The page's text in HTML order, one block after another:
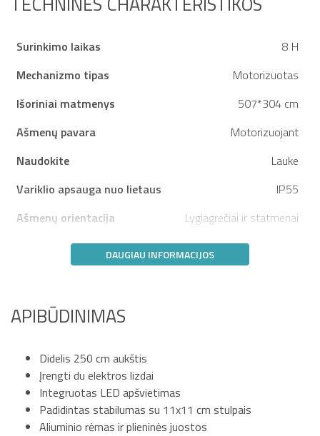
Surinkimo laikas
8 H
Mechanizmo tipas
Motorizuotas
Išoriniai matmenys
507*304 cm
Ašmenų pavara
Motorizuojant
Naudokite
Lauke
Variklio apsauga nuo lietaus
IP55
Ašmenų orientacija
Lygiagrečiai ir statmenai
DAUGIAU INFORMACIJOS
APIBŪDINIMAS
Didelis 250 cm aukštis
Įrengti du elektros lizdai
Integruotas LED apšvietimas
Padidintas stabilumas su 11x11 cm stulpais
Aliuminio rėmas ir plieninės juostos